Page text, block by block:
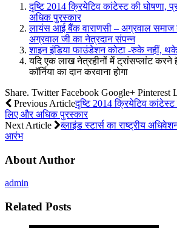
दृष्टि 2014 क्रियेटिव कांटेस्ट की घोषणा,
अधिक पुरस्कार
लायंस आई बैंक वाराणसी – अग्रवाल
अग्रवाल जी का नेत्रदान संपन्न
शाइन इंडिया फाउंडेशन कोटा -रुके नहीं, थके
यदि एक लाख नेत्रहीनों में ट्रांसप्‍लांट
कॉर्निया का दान करवाना होगा
Share. Twitter Facebook Google+ Pinterest
Previous Articleदृष्टि 2014 क्रियेटिव कांटेस्ट
लिए और अधिक पुरस्कार
Next Article
ब्‍लाइंड स्‍टार्स का राष्‍ट्रीय
आरंभ
About Author
admin
Related Posts